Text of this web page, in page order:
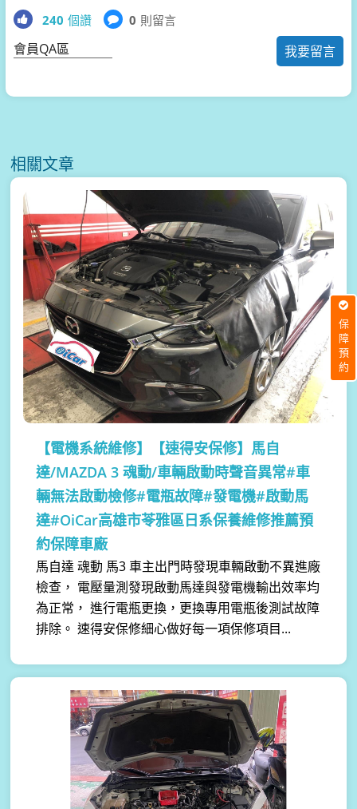
240 個讚 0 則留言
我要留言
會員QA區
相關文章
【電機系統維修】
【速得安保修】馬自
達/MAZDA 3 魂動/車輛啟動時聲音異常#車
輛無法啟動檢修#電瓶故障#發電機#啟動馬
達#OiCar高雄市苓雅區日系保養維修推薦預
約保障車廠
馬自達 魂動 馬3 車主出門時發現車輛啟動不異進廠
檢查， 電壓量測發現啟動馬達與發電機輸出效率均
為正常， 進行電瓶更換，更換專用電瓶後測試故障
排除。 速得安保修細心做好每一項保修項目...
保障預約